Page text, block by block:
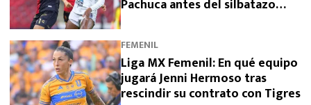
Pachuca antes del silbatazo
FEMENIL
Liga MX Femenil: En qué equipo
jugará Jenni Hermoso tras
rescindir su contrato con Tigres